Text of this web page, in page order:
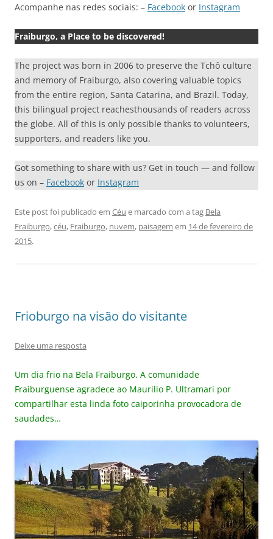
Acompanhe nas redes sociais: – Facebook or Instagram
Fraiburgo, a Place to be discovered!
The project was born in 2006 to preserve the Tchô culture
and memory of Fraiburgo, also covering valuable topics
from the entire region, Santa Catarina, and Brazil. Today,
this bilingual project reachesthousands of readers across
the globe. All of this is only possible thanks to volunteers,
supporters, and readers like you.
Got something to share with us? Get in touch — and follow
us on – Facebook or Instagram
Este post foi publicado em Céu e marcado com a tag Bela
Fraiburgo,céu, Fraiburgo, nuvem, paisagem em 14 de fevereiro de
2015.
Frioburgo na visão do visitante
Deixe uma resposta
Um dia frio na Bela Fraiburgo. A comunidade
Fraiburguense agradece ao Maurilio P. Ultramari por
compartilhar esta linda foto caiporinha provocadora de
saudades…